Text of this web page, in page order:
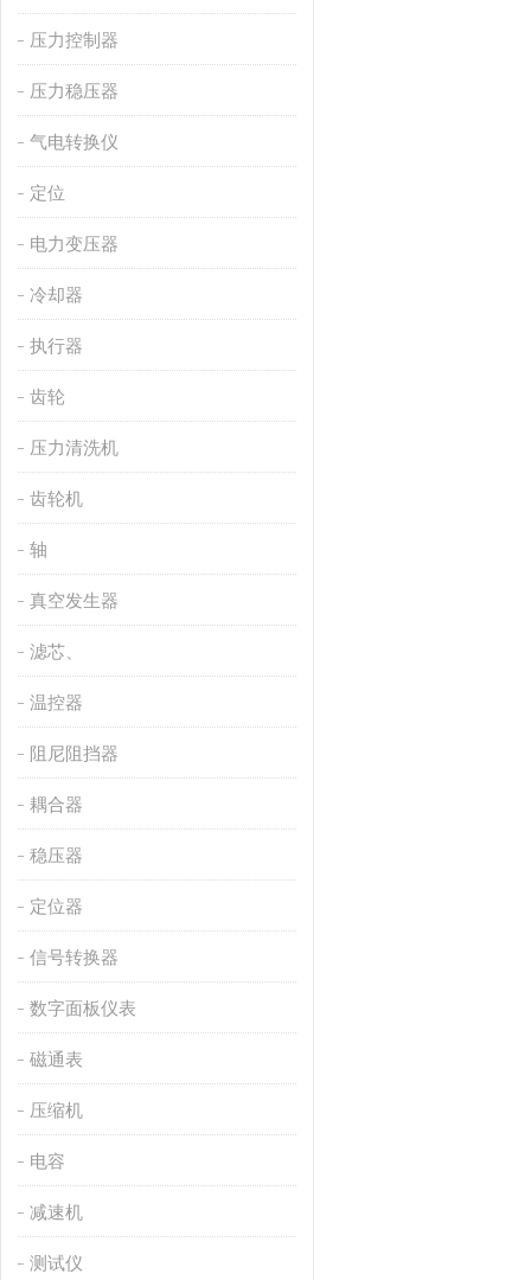
压力控制器
压力稳压器
气电转换仪
定位
电力变压器
冷却器
执行器
齿轮
压力清洗机
齿轮机
轴
真空发生器
滤芯、
温控器
阻尼阻挡器
耦合器
稳压器
定位器
信号转换器
数字面板仪表
磁通表
压缩机
电容
减速机
测试仪